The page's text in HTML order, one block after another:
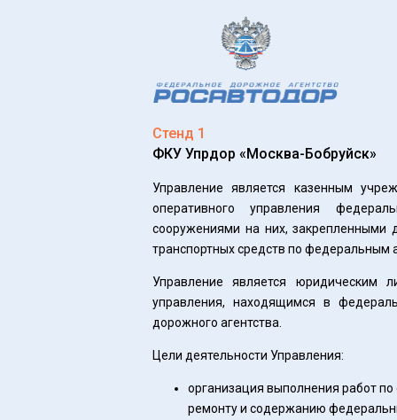
Стенд 1
ФКУ Упрдор «Москва-Бобруйск»
Управление является казенным
оперативного управления
сооружениями на них, закрепленными
транспортных средств по
Управление является юридическим
управления, находящимся в
дорожного агентства.
Цели деятельности Управления:
организация выполнения работ по
ремонту и содержанию